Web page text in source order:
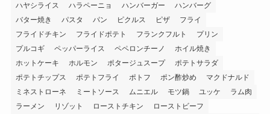
ハヤシライス
ハラペーニョ ハンバーガー
ハンバーグ
バター焼き
パスタ パン ピクルス ピザ
フライ
フライドチキン
フライドポテト フランクフルト
プリン
プルコギ
ペッパーライス ペペロンチーノ
ホイル焼き
ホットケーキ
ホルモン ポタージュスープ
ポテトサラダ
ポテトチップス
ポテトフライ ポトフ ポン酢炒め
マクドナルド
ミネストローネ
ミートソース ムニエル モツ鍋 ユッケ
ラム肉
ラーメン
リゾット ローストチキン
ローストビーフ